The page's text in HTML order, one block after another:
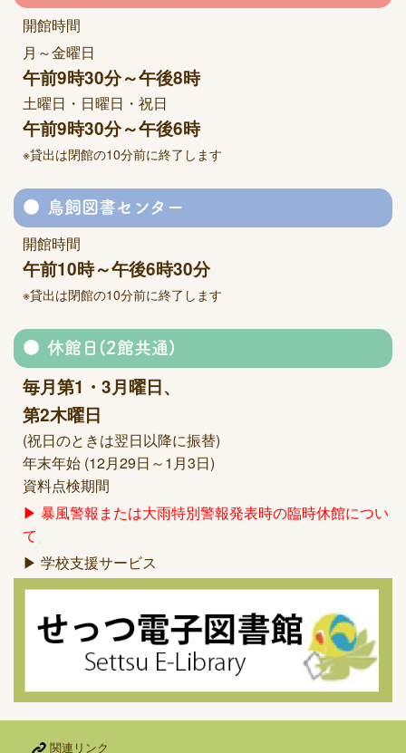
開館時間
月～金曜日
午前9時30分～午後8時
土曜日・日曜日・祝日
午前9時30分～午後6時
※貸出は閉館の10分前に終了します
鳥飼図書センター
開館時間
午前10時～午後6時30分
※貸出は閉館の10分前に終了します
休館日(2館共通)
毎月第1・3月曜日、
第2木曜日
(祝日のときは翌日以降に振替)
年末年始 (12月29日～1月3日)
資料点検期間
▶ 暴風警報または大雨特別警報発表時の臨時休館につい
て
▶ 学校支援サービス
関連リンク